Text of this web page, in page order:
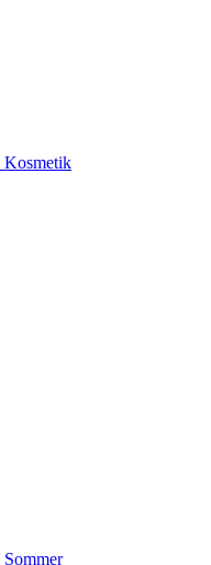
Kosmetik
Sommer